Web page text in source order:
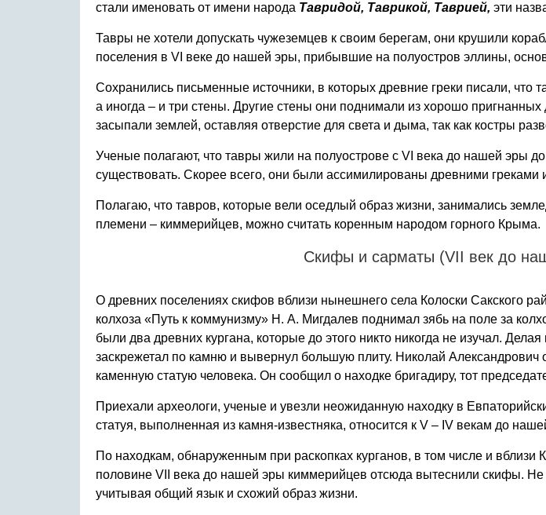
стали именовать от имени народа Тавридой, Таврикой, Таврией, эти
Тавры не хотели допускать чужеземцев к своим берегам, они крушили
поселения в VΙ веке до нашей эры, прибывшие на полуостров эллины,
Сохранились письменные источники, в которых древние греки писали, что
а иногда – и три стены. Другие стены они поднимали из хорошо
засыпали землей, оставляя отверстие для света и дыма, так как костры
Ученые полагают, что тавры жили на полуострове с VΙ века до нашей эры
существовать. Скорее всего, они были ассимилированы древними греками
Полагаю, что тавров, которые вели оседлый образ жизни, занимались
племени – киммерийцев, можно считать коренным народом горного Крыма.
Скифы и сарматы (VΙΙ век до
О древних поселениях скифов вблизи нынешнего села Колоски Сакского
колхоза «Путь к коммунизму» Н. А. Мигдалев поднимал зябь на поле за
были два древних кургана, которые до этого никто никогда не изучал.
заскрежетал по камню и вывернул большую плиту. Николай
каменную статую человека. Он сообщил о находке бригадиру, тот
Приехали археологи, ученые и увезли неожиданную находку в
статуя, выполненная из камня-известняка, относится к V – ΙV векам до
По находкам, обнаруженным при раскопках курганов, в том числе и
половине VΙΙ века до нашей эры киммерийцев отсюда вытеснили скифы.
учитывая общий язык и схожий образ жизни.